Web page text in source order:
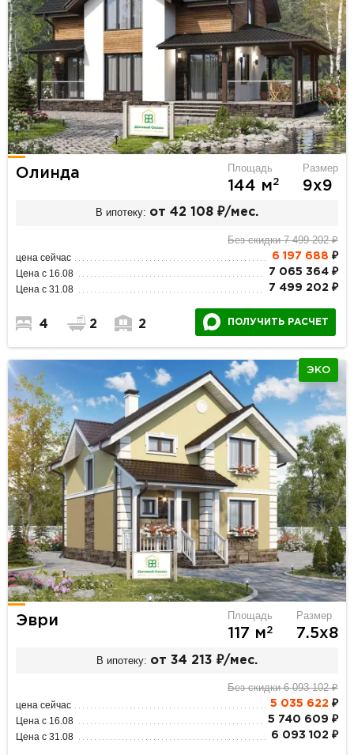
Олинда Площадь
144 м2
Размер
9х9
В ипотеку: от 42 108 ₽/мес.
Без скидки 7 499 202 ₽
цена сейчас 6 197 688 ₽
Цена с 16.08 7 065 364 ₽
Цена с 31.08 7 499 202 ₽
4 2 2 ПОЛУЧИТЬ РАСЧЕТ
ЭКО
Эври Площадь
117 м2
Размер
7.5х8
В ипотеку: от 34 213 ₽/мес.
Без скидки 6 093 102 ₽
цена сейчас 5 035 622 ₽
Цена с 16.08 5 740 609 ₽
Цена с 31.08 6 093 102 ₽